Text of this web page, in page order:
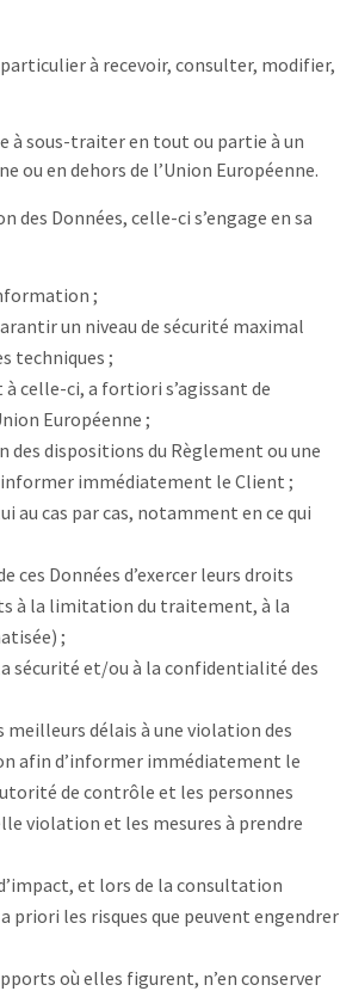
à recevoir, consulter, modifier,
à sous-traiter en tout ou partie à un
ou en dehors de l’Union Européenne.
des Données, celle-ci s’engage en sa
;
un niveau de sécurité maximal
techniques ;
celle-ci, a fortiori s’agissant de
Européenne ;
dispositions du Règlement ou une
informer immédiatement le Client ;
au cas par cas, notamment en ce qui
Données d’exercer leurs droits
à la limitation du traitement, à la
;
sécurité et/ou à la confidentialité des
délais à une violation des
afin d’informer immédiatement le
de contrôle et les personnes
violation et les mesures à prendre
et lors de la consultation
priori les risques que peuvent engendrer
où elles figurent, n’en conserver